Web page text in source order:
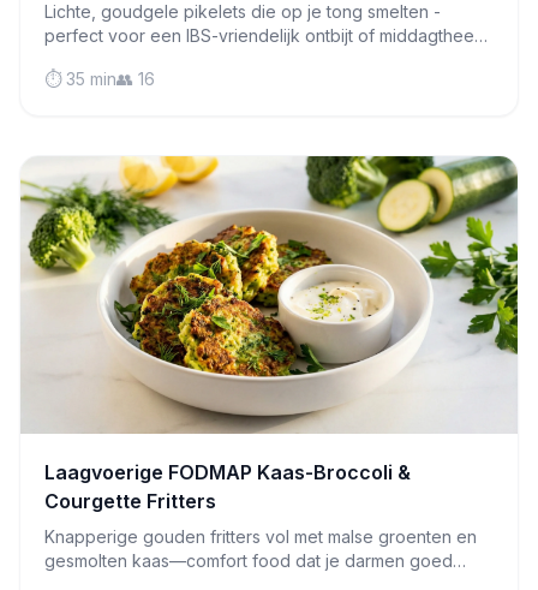
Lichte, goudgele pikelets die op je tong smelten -
perfect voor een IBS-vriendelijk ontbijt of middagthee
⏱️ 35 min👥 16
Laagvoerige FODMAP Kaas-Broccoli &
Courgette Fritters
Knapperige gouden fritters vol met malse groenten en
gesmolten kaas—comfort food dat je darmen goed